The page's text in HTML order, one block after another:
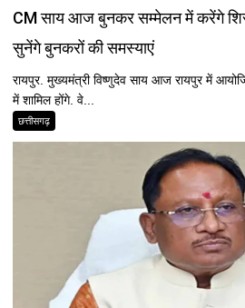
CM साय आज बुनकर सम्मेलन में करेंगे
सुनेंगे बुनकरों की समस्याएं
रायपुर. मुख्यमंत्री विष्णुदेव साय आज रायपुर में
में शामिल होंगे. वे...
छत्तीसगढ़